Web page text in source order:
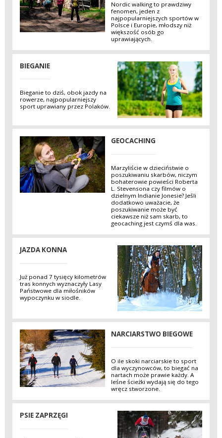
Nordic walking to prawdziwy
fenomen, jeden z
najpopularniejszych sportów w
Polsce i Europie, młodszy niż
większość osób go
uprawiających.
BIEGANIE
Bieganie to dziś, obok jazdy na
rowerze, najpopularniejszy
sport uprawiany przez Polaków.
GEOCACHING
Marzyliście w dzieciństwie o
poszukiwaniu skarbów, niczym
bohaterowie powieści Roberta
L. Stevensona czy filmów o
dzielnym Indianie Jonesie? Jeśli
dodatkowo uważacie, że
poszukiwanie może być
ciekawsze niż sam skarb, to
geocaching jest czymś dla was.
JAZDA KONNA
Już ponad 7 tysięcy kilometrów
tras konnych wyznaczyły Lasy
Państwowe dla miłośników
wypoczynku w siodle.
NARCIARSTWO BIEGOWE
O ile skoki narciarskie to sport
dla wyczynowców, to biegać na
nartach może prawie każdy. A
leśne ścieżki wydają się do tego
wręcz stworzone.
PSIE ZAPRZĘGI